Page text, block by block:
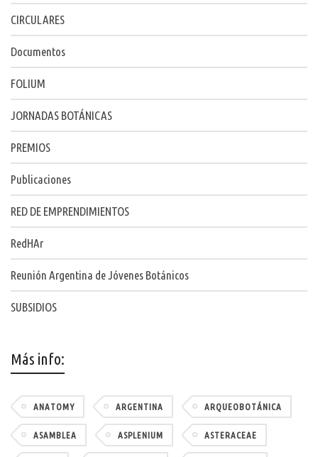
CIRCULARES
Documentos
FOLIUM
JORNADAS BOTÁNICAS
PREMIOS
Publicaciones
RED DE EMPRENDIMIENTOS
RedHAr
Reunión Argentina de Jóvenes Botánicos
SUBSIDIOS
Más info:
ANATOMY ARGENTINA ARQUEOBOTÁNICA
ASAMBLEA ASPLENIUM ASTERACEAE